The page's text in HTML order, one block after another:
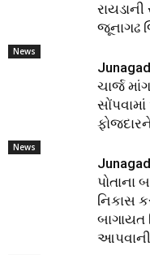
જૂનાગઢ
News
ચાર્જ
News
પોતાના
નિકાસ